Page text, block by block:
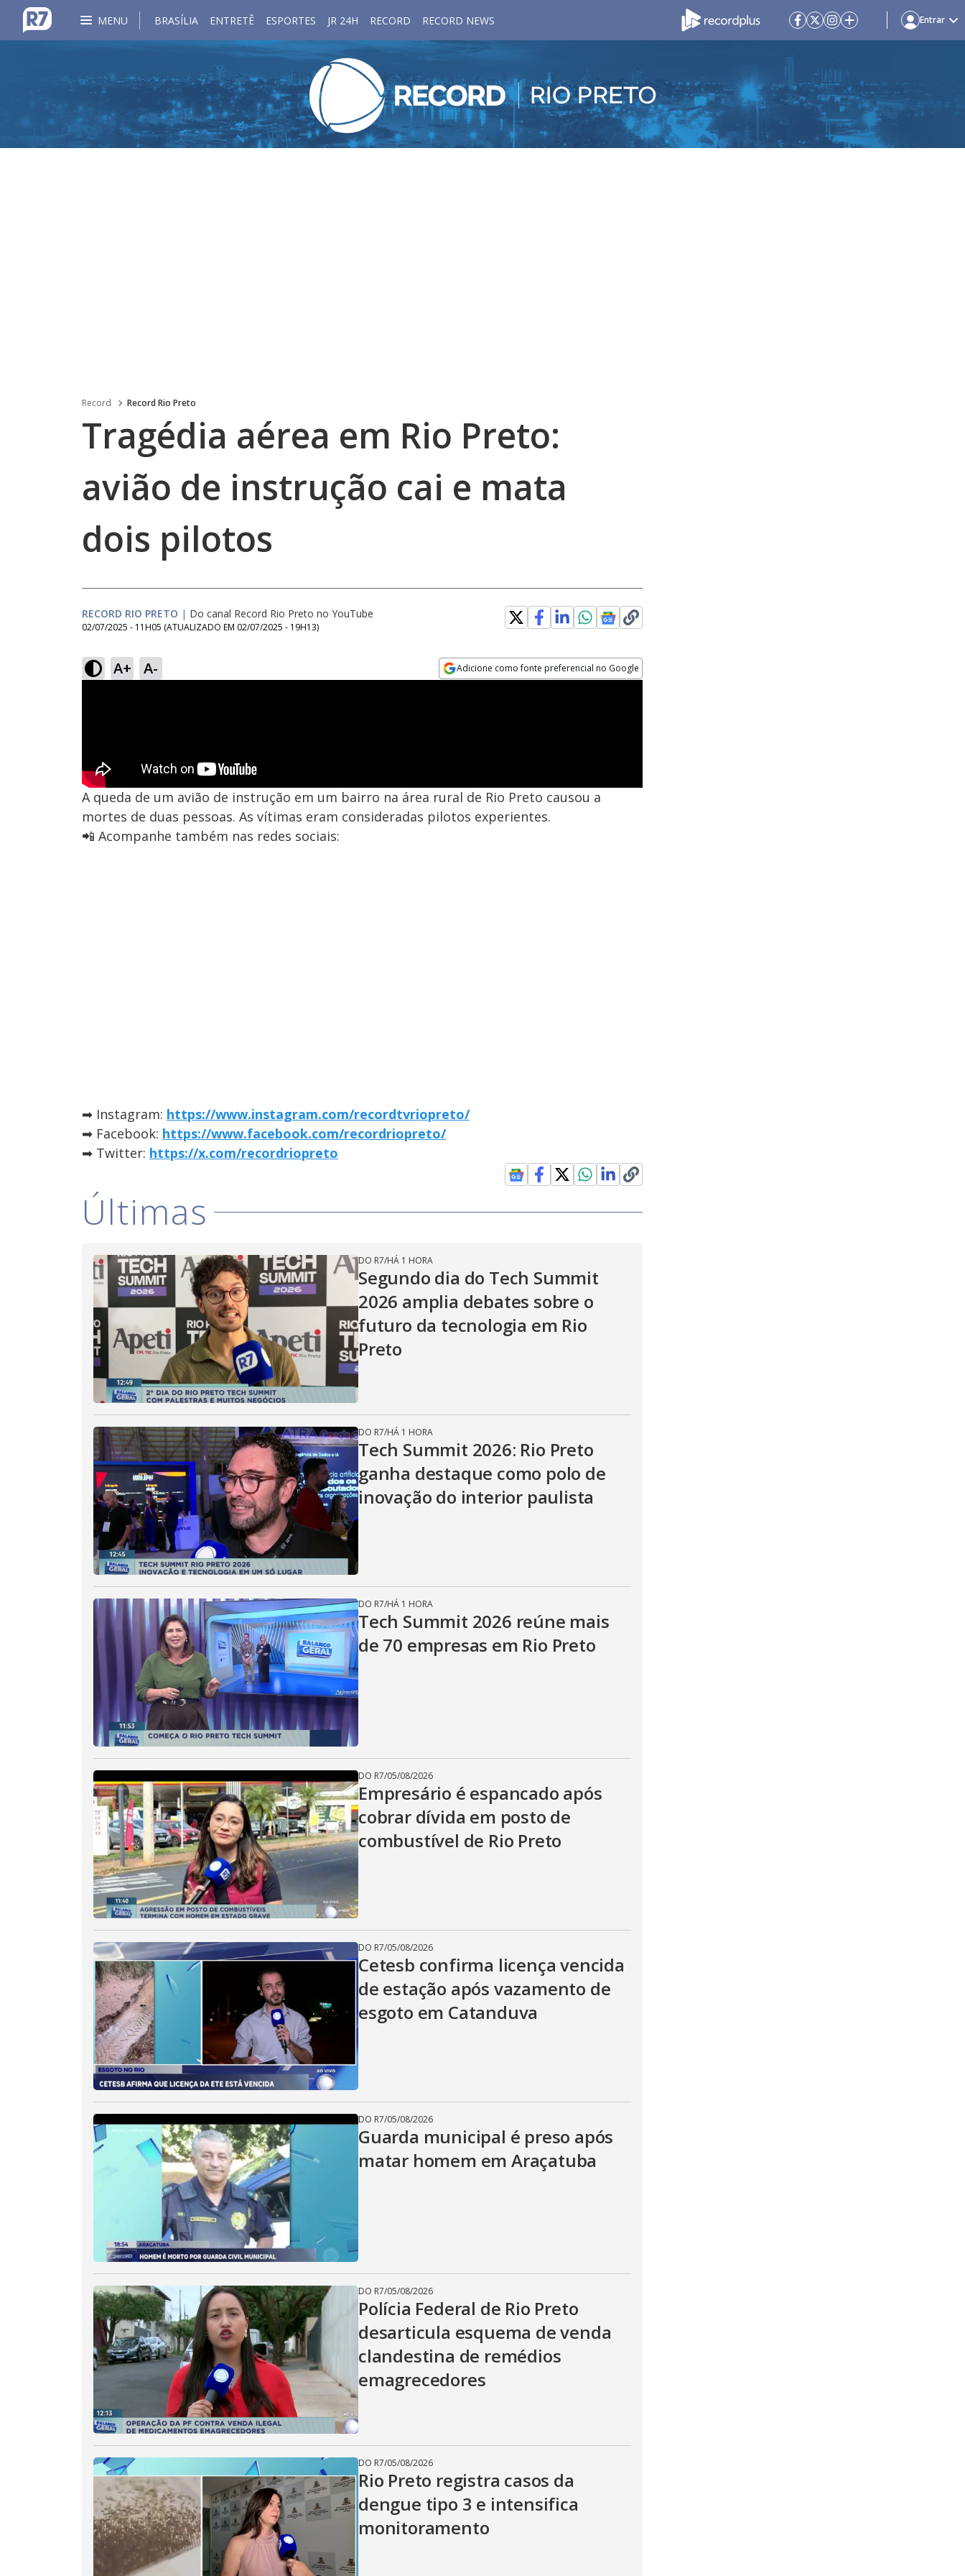
MENU BRASÍLIA ENTRETÊ ESPORTES JR 24H RECORD RECORD NEWS Entrar
Record Record Rio Preto
Tragédia aérea em Rio Preto:
avião de instrução cai e mata
dois pilotos
RECORD RIO PRETO | Do canal Record Rio Preto no YouTube
02/07/2025 - 11H05 (ATUALIZADO EM 02/07/2025 - 19H13)
A+ A- Adicione como fonte preferencial no Google
A queda de um avião de instrução em um bairro na área rural de Rio Preto causou a
mortes de duas pessoas. As vítimas eram consideradas pilotos experientes.
📲 Acompanhe também nas redes sociais:
➡ Instagram: https://www.instagram.com/recordtvriopreto/
➡ Facebook: https://www.facebook.com/recordriopreto/
➡ Twitter: https://x.com/recordriopreto
Últimas
DO R7/HÁ 1 HORA
Segundo dia do Tech Summit
2026 amplia debates sobre o
futuro da tecnologia em Rio
Preto
DO R7/HÁ 1 HORA
Tech Summit 2026: Rio Preto
ganha destaque como polo de
inovação do interior paulista
DO R7/HÁ 1 HORA
Tech Summit 2026 reúne mais
de 70 empresas em Rio Preto
DO R7/05/08/2026
Empresário é espancado após
cobrar dívida em posto de
combustível de Rio Preto
DO R7/05/08/2026
Cetesb confirma licença vencida
de estação após vazamento de
esgoto em Catanduva
DO R7/05/08/2026
Guarda municipal é preso após
matar homem em Araçatuba
DO R7/05/08/2026
Polícia Federal de Rio Preto
desarticula esquema de venda
clandestina de remédios
emagrecedores
DO R7/05/08/2026
Rio Preto registra casos da
dengue tipo 3 e intensifica
monitoramento